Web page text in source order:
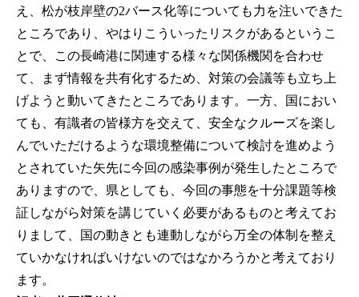
え、松が枝岸壁の2バース化等についても力を注いできた
ところであり、やはりこういったリスクがあるというこ
とで、この長崎港に関連する様々な関係機関を合わせ
て、まず情報を共有化するため、対策の会議等も立ち上
げようと動いてきたところであります。一方、国におい
ても、有識者の皆様方を交えて、安全なクルーズを楽し
んでいただけるような環境整備について検討を進めよう
とされていた矢先に今回の感染事例が発生したところで
ありますので、県としても、今回の事態を十分課題等検
証しながら対策を講じていく必要があるものと考えてお
りまして、国の動きとも連動しながら万全の体制を整え
ていかなければいけないのではなかろうかと考えており
ます。